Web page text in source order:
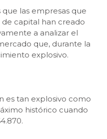
las empresas que
capital han creado
a analizar el
que, durante la
explosivo.
es tan explosivo como
histórico cuando